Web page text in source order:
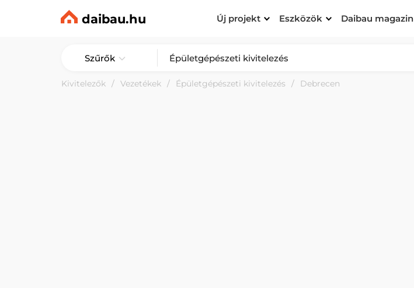
daibau.hu Új projekt Eszközök Daibau magazin
Szűrők
Kivitelezők Vezetékek Épületgépészeti kivitelezés Debrecen